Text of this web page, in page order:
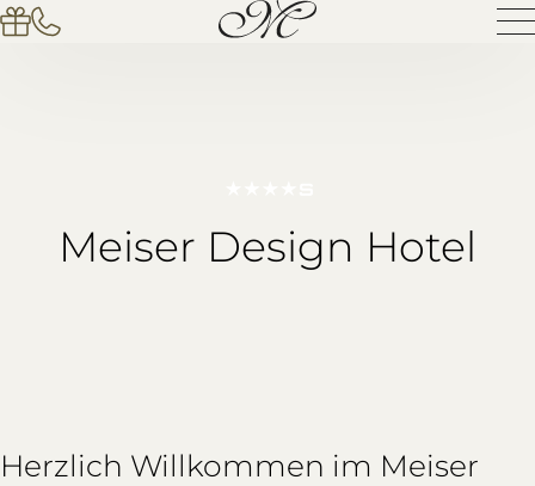
Meiser Design Hotel
Herzlich Willkommen im Meiser